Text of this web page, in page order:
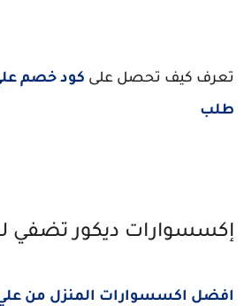
تعرف كيف تحصل على كود خصم
طلب
إكسسوارات ديكور تضفي
افضل اكسسوارات المنزل من